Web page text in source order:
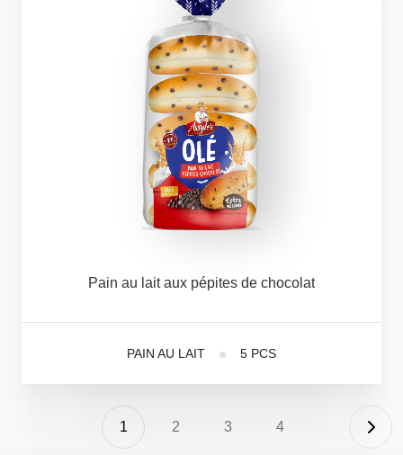
Pain au lait aux pépites de chocolat
PAIN AU LAIT 5 PCS
1 2 3 4